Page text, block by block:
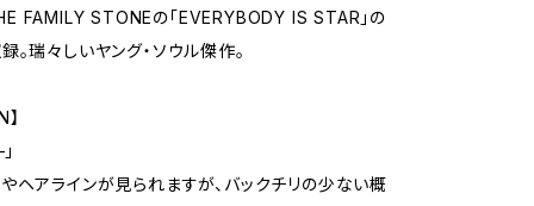
FAMILY STONEの「EVERYBODY IS STAR」の
。瑞々しいヤング・ソウル傑作。
ヘアラインが見られますが、バックチリの少ない概